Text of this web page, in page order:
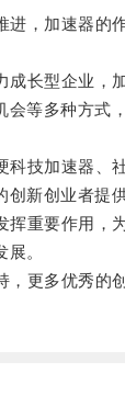
，加速器的
长型企业，
会等多种方式
技加速器、
新创业者提
重要作用，
。
更多优秀的